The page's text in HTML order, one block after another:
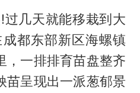
过几天就能移栽到大
都东部新区海螺镇
，一排排育苗盘整齐
苗呈现出一派葱郁景